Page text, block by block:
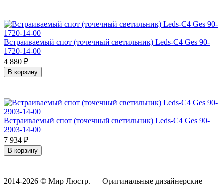
Встраиваемый спот (точечный светильник) Leds-C4 Ges 90-
1720-14-00
4 880 ₽
В корзину
Встраиваемый спот (точечный светильник) Leds-C4 Ges 90-
2903-14-00
7 934 ₽
В корзину
2014-2026 © Мир Люстр. — Оригинальные дизайнерские